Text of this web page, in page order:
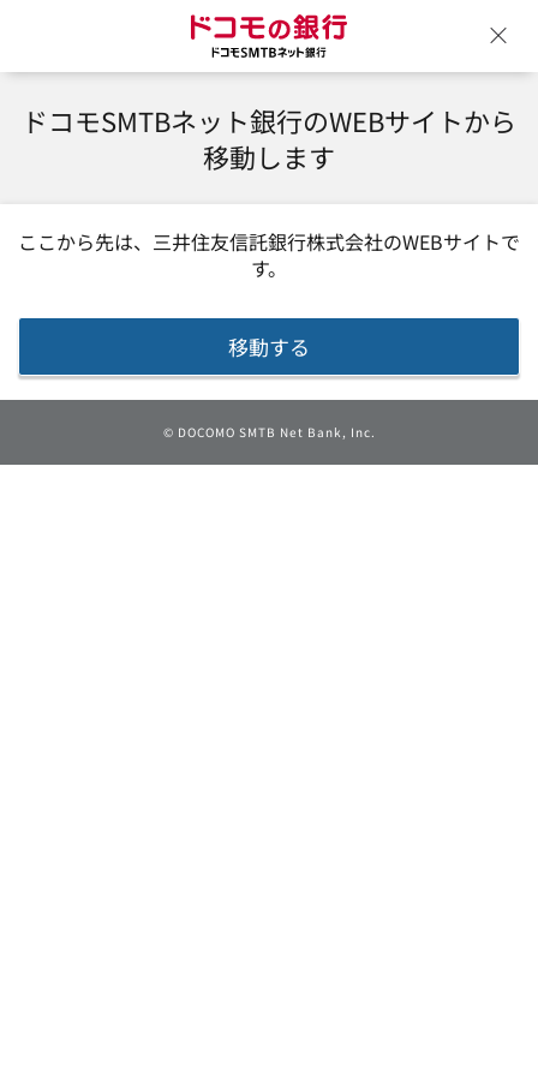
ドコモSMTBネット銀行のWEBサイトから
移動します
ここから先は、 三井住友信託銀行株式会社のWEBサイトで
す。
移動する
© DOCOMO SMTB Net Bank, Inc.